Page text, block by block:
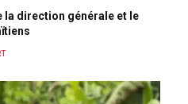
la direction générale et le